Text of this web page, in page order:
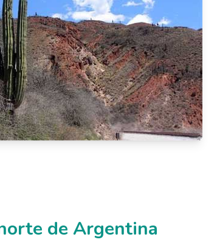
de Argentina